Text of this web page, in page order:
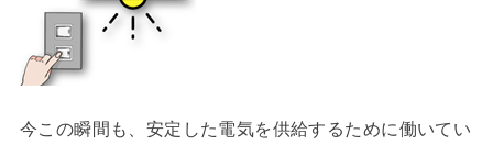
今この瞬間も、安定した電気を供給するために働いてい